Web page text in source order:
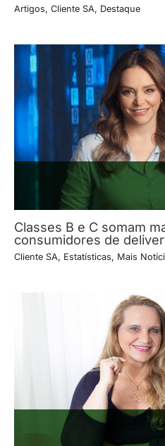
Artigos, Cliente SA, Destaque
Classes B e C somam
consumidores de
Cliente SA, Estatísticas, Mais